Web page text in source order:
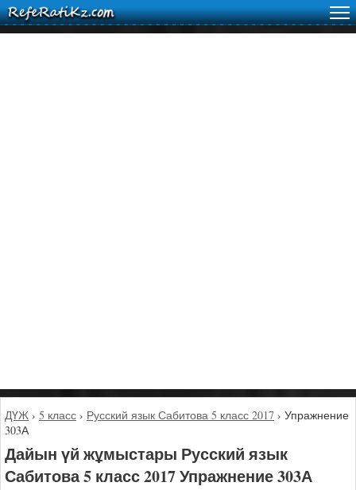
ДҮЖ › 5 класс › Русский язык Сабитова 5 класс 2017 › Упражнение
303А
Дайын үй жұмыстары Русский язык
Сабитова 5 класс 2017 Упражнение 303А